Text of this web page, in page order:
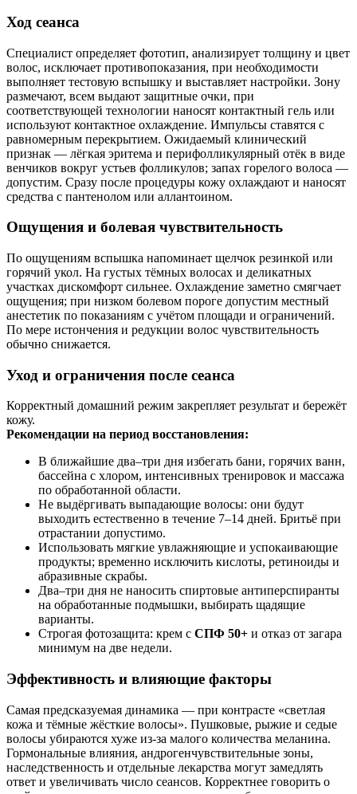
Ход сеанса
Специалист определяет фототип, анализирует толщину и цвет
волос, исключает противопоказания, при необходимости
выполняет тестовую вспышку и выставляет настройки. Зону
размечают, всем выдают защитные очки, при
соответствующей технологии наносят контактный гель или
используют контактное охлаждение. Импульсы ставятся с
равномерным перекрытием. Ожидаемый клинический
признак — лёгкая эритема и перифолликулярный отёк в виде
венчиков вокруг устьев фолликулов; запах горелого волоса —
допустим. Сразу после процедуры кожу охлаждают и наносят
средства с пантенолом или аллантоином.
Ощущения и болевая чувствительность
По ощущениям вспышка напоминает щелчок резинкой или
горячий укол. На густых тёмных волосах и деликатных
участках дискомфорт сильнее. Охлаждение заметно смягчает
ощущения; при низком болевом пороге допустим местный
анестетик по показаниям с учётом площади и ограничений.
По мере истончения и редукции волос чувствительность
обычно снижается.
Уход и ограничения после сеанса
Корректный домашний режим закрепляет результат и бережёт
кожу.
Рекомендации на период восстановления:
В ближайшие два–три дня избегать бани, горячих ванн,
бассейна с хлором, интенсивных тренировок и массажа
по обработанной области.
Не выдёргивать выпадающие волосы: они будут
выходить естественно в течение 7–14 дней. Бритьё при
отрастании допустимо.
Использовать мягкие увлажняющие и успокаивающие
продукты; временно исключить кислоты, ретиноиды и
абразивные скрабы.
Два–три дня не наносить спиртовые антиперспиранты
на обработанные подмышки, выбирать щадящие
варианты.
Строгая фотозащита: крем с СПФ 50+ и отказ от загара
минимум на две недели.
Эффективность и влияющие факторы
Самая предсказуемая динамика — при контрасте «светлая
кожа и тёмные жёсткие волосы». Пушковые, рыжие и седые
волосы убираются хуже из‑за малого количества меланина.
Гормональные влияния, андрогенчувствительные зоны,
наследственность и отдельные лекарства могут замедлять
ответ и увеличивать число сеансов. Корректнее говорить о